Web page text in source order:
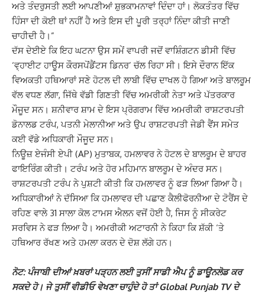
ਅਤੇ ਤੰਦਰੁਸਤੀ ਲਈ ਆਪਣੀਆਂ ਸ਼ੁਭਕਾਮਨਾਵਾਂ ਦਿੰਦਾ ਹਾਂ। ਲੋਕਤੰਤਰ ਵਿੱਚ
ਹਿੰਸਾ ਦੀ ਕੋਈ ਥਾਂ ਨਹੀਂ ਹੈ ਅਤੇ ਇਸ ਦੀ ਪੂਰੀ ਤਰ੍ਹਾਂ ਨਿੰਦਾ ਕੀਤੀ ਜਾਣੀ
ਚਾਹੀਦੀ ਹੈ।”
ਦੱਸ ਦੇਈਏ ਕਿ ਇਹ ਘਟਨਾ ਉਸ ਸਮੇਂ ਵਾਪਰੀ ਜਦੋਂ ਵਾਸ਼ਿੰਗਟਨ ਡੀਸੀ ਵਿੱਚ
‘ਵ੍ਹਾਈਟ ਹਾਊਸ ਕੌਰਸਪੋਂਡੈਂਟਸ ਡਿਨਰ’ ਚੱਲ ਰਿਹਾ ਸੀ। ਇਸੇ ਦੌਰਾਨ ਇੱਕ
ਵਿਅਕਤੀ ਹਥਿਆਰਾਂ ਸਣੇ ਹੋਟਲ ਦੀ ਲਾਬੀ ਵਿੱਚ ਦਾਖਲ ਹੋ ਗਿਆ ਅਤੇ ਬਾਲਰੂਮ
ਵੱਲ ਵਧਣ ਲੱਗਾ, ਜਿੱਥੇ ਵੱਡੀ ਗਿਣਤੀ ਵਿੱਚ ਅਮਰੀਕੀ ਨੇਤਾ ਅਤੇ ਪੱਤਰਕਾਰ
ਮੌਜੂਦ ਸਨ। ਸ਼ਨੀਵਾਰ ਸ਼ਾਮ ਦੇ ਇਸ ਪ੍ਰੋਗਰਾਮ ਵਿੱਚ ਅਮਰੀਕੀ ਰਾਸ਼ਟਰਪਤੀ
ਡੋਨਾਲਡ ਟਰੰਪ, ਪਤਨੀ ਮੇਲਾਨੀਆ ਅਤੇ ਉਪ ਰਾਸ਼ਟਰਪਤੀ ਜੇਡੀ ਵੈਂਸ ਸਮੇਤ
ਕਈ ਵੱਡੇ ਅਧਿਕਾਰੀ ਮੌਜੂਦ ਸਨ।
ਨਿਊਜ਼ ਏਜੰਸੀ ਏਪੀ (AP) ਮੁਤਾਬਕ, ਹਮਲਾਵਰ ਨੇ ਹੋਟਲ ਦੇ ਬਾਲਰੂਮ ਦੇ ਬਾਹਰ
ਫਾਇਰਿੰਗ ਕੀਤੀ। ਟਰੰਪ ਅਤੇ ਹੋਰ ਮਹਿਮਾਨ ਬਾਲਰੂਮ ਦੇ ਅੰਦਰ ਸਨ।
ਰਾਸ਼ਟਰਪਤੀ ਟਰੰਪ ਨੇ ਪੁਸ਼ਟੀ ਕੀਤੀ ਕਿ ਹਮਲਾਵਰ ਨੂੰ ਫੜ ਲਿਆ ਗਿਆ ਹੈ।
ਅਧਿਕਾਰੀਆਂ ਨੇ ਦੱਸਿਆ ਕਿ ਹਮਲਾਵਰ ਦੀ ਪਛਾਣ ਕੈਲੀਫੋਰਨੀਆ ਦੇ ਟੋਰੈਂਸ ਦੇ
ਰਹਿਣ ਵਾਲੇ 31 ਸਾਲਾ ਕੋਲ ਟਾਮਸ ਐਲਨ ਵਜੋਂ ਹੋਈ ਹੈ, ਜਿਸ ਨੂੰ ਸੀਕਰੇਟ
ਸਰਵਿਸ ਨੇ ਫੜ ਲਿਆ ਹੈ। ਅਮਰੀਕੀ ਅਟਾਰਨੀ ਨੇ ਕਿਹਾ ਕਿ ਸ਼ੱਕੀ ‘ਤੇ
ਹਥਿਆਰ ਰੱਖਣ ਅਤੇ ਹਮਲਾ ਕਰਨ ਦੇ ਦੋਸ਼ ਲੱਗੇ ਹਨ।
ਨੋਟ: ਪੰਜਾਬੀ ਦੀਆਂ ਖ਼ਬਰਾਂ ਪੜ੍ਹਨ ਲਈ ਤੁਸੀਂ ਸਾਡੀ ਐਪ ਨੂੰ ਡਾਊਨਲੋਡ ਕਰ
ਸਕਦੇ ਹੋ। ਜੇ ਤੁਸੀਂ ਵੀਡੀਓ ਵੇਖਣਾ ਚਾਹੁੰਦੇ ਹੋ ਤਾਂ Global Punjab TV ਦੇ